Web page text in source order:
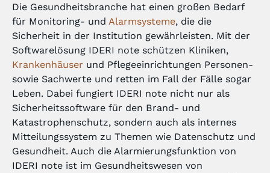
Die Gesundheitsbranche hat einen großen Bedarf
für Monitoring- und Alarmsysteme, die die
Sicherheit in der Institution gewährleisten. Mit der
Softwarelösung IDERI note schützen Kliniken,
Krankenhäuser und Pflegeeinrichtungen Personen-
sowie Sachwerte und retten im Fall der Fälle sogar
Leben. Dabei fungiert IDERI note nicht nur als
Sicherheitssoftware für den Brand- und
Katastrophenschutz, sondern auch als internes
Mitteilungssystem zu Themen wie Datenschutz und
Gesundheit. Auch die Alarmierungsfunktion von
IDERI note ist im Gesundheitswesen von